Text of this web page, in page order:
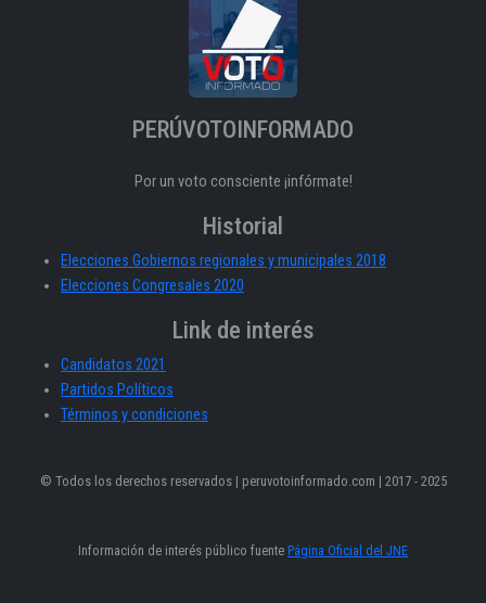
PERÚVOTOINFORMADO
Por un voto consciente ¡infórmate!
Historial
Elecciones Gobiernos regionales y municipales 2018
Elecciones Congresales 2020
Link de interés
Candidatos 2021
Partidos Políticos
Términos y condiciones
© Todos los derechos reservados | peruvotoinformado.com | 2017 - 2025
Información de interés público fuente Página Oficial del JNE